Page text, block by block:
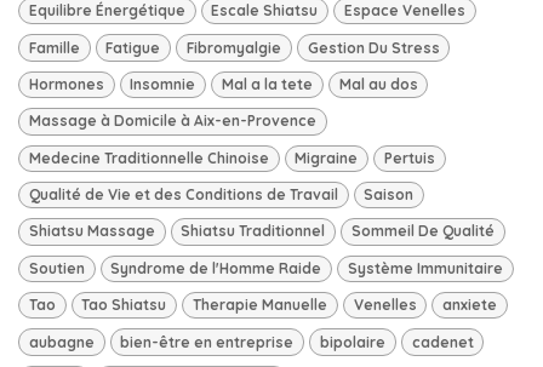
Equilibre Énergétique Escale Shiatsu Espace Venelles
Famille Fatigue Fibromyalgie Gestion Du Stress
Hormones Insomnie Mal a la tete Mal au dos
Massage à Domicile à Aix-en-Provence
Medecine Traditionnelle Chinoise Migraine Pertuis
Qualité de Vie et des Conditions de Travail Saison
Shiatsu Massage Shiatsu Traditionnel Sommeil De Qualité
Soutien Syndrome de l'Homme Raide Système Immunitaire
Tao Tao Shiatsu Therapie Manuelle Venelles anxiete
aubagne bien-être en entreprise bipolaire cadenet